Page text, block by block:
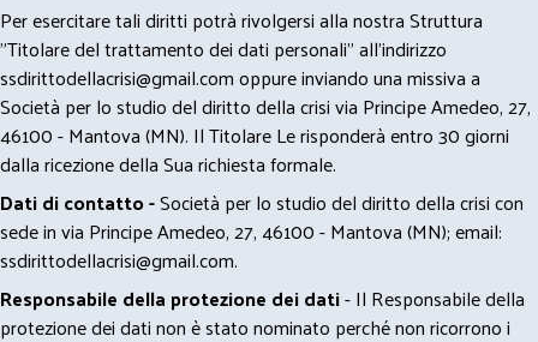
Per esercitare tali diritti potrà rivolgersi alla nostra Struttura
"Titolare del trattamento dei dati personali" all'indirizzo
ssdirittodellacrisi@gmail.comoppure inviando una missiva a
Società per lo studio del diritto della crisi via Principe Amedeo, 27,
46100 - Mantova (MN). Il Titolare Le risponderà entro 30 giorni
dalla ricezione della Sua richiesta formale.
Dati di contatto -Società per lo studio del diritto della crisi con
sede in via Principe Amedeo, 27, 46100 - Mantova (MN); email:
ssdirittodellacrisi@gmail.com.
Responsabile della protezione dei dati- Il Responsabile della
protezione dei dati non è stato nominato perché non ricorrono i